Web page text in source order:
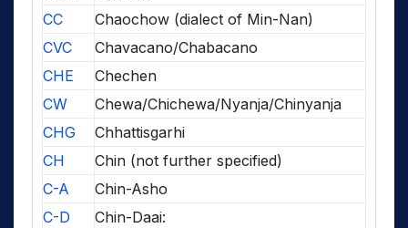
CC
Chaochow (dialect of Min-Nan)
CVC
Chavacano/Chabacano
CHE
Chechen
CW
Chewa/Chichewa/Nyanja/Chinyanja
CHG
Chhattisgarhi
CH
Chin (not further specified)
C-A
Chin-Asho
C-D
Chin-Daai: